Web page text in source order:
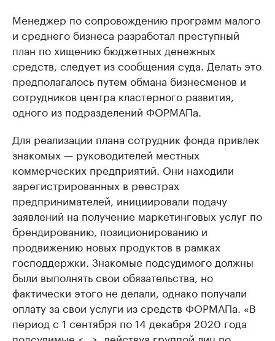
Менеджер по сопровождению программ малого
и среднего бизнеса разработал преступный
план по хищению бюджетных денежных
средств, следует из сообщения суда. Делать это
предполагалось путем обмана бизнесменов и
сотрудников центра кластерного развития,
одного из подразделений ФОРМАПа.
Для реализации плана сотрудник фонда привлек
знакомых — руководителей местных
коммерческих предприятий. Они находили
зарегистрированных в реестрах
предпринимателей, инициировали подачу
заявлений на получение маркетинговых услуг по
брендированию, позиционированию и
продвижению новых продуктов в рамках
господдержки. Знакомые подсудимого должны
были выполнять свои обязательства, но
фактически этого не делали, однако получали
оплату за свои услуги из средств ФОРМАПа. «В
период с 1 сентября по 14 декабря 2020 года
подсудимые <…>, действуя группой лиц по